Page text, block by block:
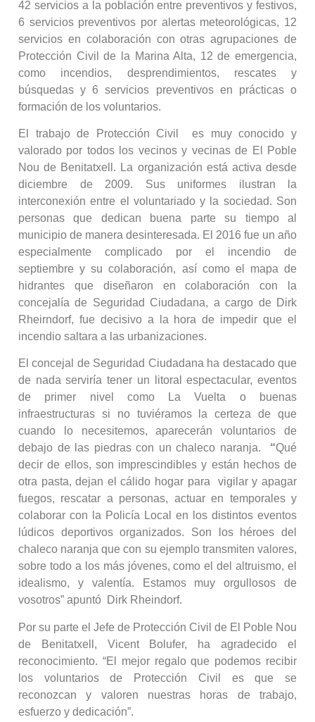
42 servicios a la población entre preventivos y festivos,
6 servicios preventivos por alertas meteorológicas, 12
servicios en colaboración con otras agrupaciones de
Protección Civil de la Marina Alta, 12 de emergencia,
como incendios, desprendimientos, rescates y
búsquedas y 6 servicios preventivos en prácticas o
formación de los voluntarios.
El trabajo de Protección Civil es muy conocido y
valorado por todos los vecinos y vecinas de El Poble
Nou de Benitatxell. La organización está activa desde
diciembre de 2009. Sus uniformes ilustran la
interconexión entre el voluntariado y la sociedad. Son
personas que dedican buena parte su tiempo al
municipio de manera desinteresada. El 2016 fue un año
especialmente complicado por el incendio de
septiembre y su colaboración, así como el mapa de
hidrantes que diseñaron en colaboración con la
concejalía de Seguridad Ciudadana, a cargo de Dirk
Rheirndorf, fue decisivo a la hora de impedir que el
incendio saltara a las urbanizaciones.
El concejal de Seguridad Ciudadana ha destacado que
de nada serviría tener un litoral espectacular, eventos
de primer nivel como La Vuelta o buenas
infraestructuras si no tuviéramos la certeza de que
cuando lo necesitemos, aparecerán voluntarios de
debajo de las piedras con un chaleco naranja. “Qué
decir de ellos, son imprescindibles y están hechos de
otra pasta, dejan el cálido hogar para vigilar y apagar
fuegos, rescatar a personas, actuar en temporales y
colaborar con la Policía Local en los distintos eventos
lúdicos deportivos organizados. Son los héroes del
chaleco naranja que con su ejemplo transmiten valores,
sobre todo a los más jóvenes, como el del altruismo, el
idealismo, y valentía. Estamos muy orgullosos de
vosotros” apuntó Dirk Rheindorf.
Por su parte el Jefe de Protección Civil de El Poble Nou
de Benitatxell, Vicent Bolufer, ha agradecido el
reconocimiento. “El mejor regalo que podemos recibir
los voluntarios de Protección Civil es que se
reconozcan y valoren nuestras horas de trabajo,
esfuerzo y dedicación”.